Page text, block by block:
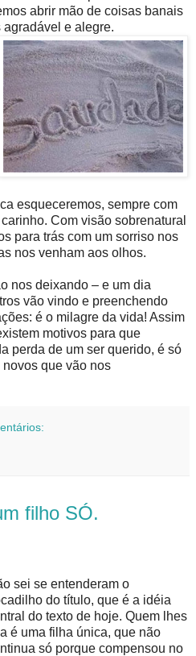
abrir mão de coisas banais
e alegre.
esqueceremos, sempre com
Com visão sobrenatural
para trás com um sorriso nos
nos venham aos olhos.
nos deixando – e um dia
vão vindo e preenchendo
é o milagre da vida! Assim
motivos para que
perda de um ser querido, é só
que vão nos
filho SÓ.
sei se entenderam o
do título, que é a idéia
do texto de hoje. Quem lhes
é uma filha única, que não
só porque compensou no